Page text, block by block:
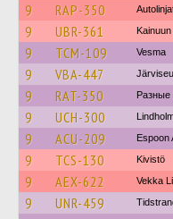
9 RAP-350
9 UBR-361
9 TCM-109 Vesma
9 VBA-447
9 RAT-350 Разные
9 UCH-300
9 ACU-209 Espoon
9 TCS-130 Kivistö
9 AEX-622 Vekka
9 UNR-459